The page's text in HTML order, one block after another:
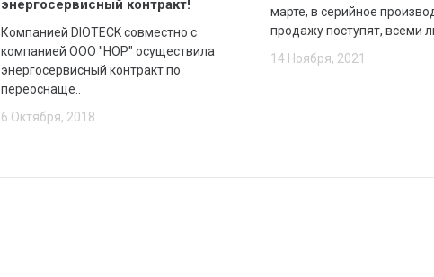
энергосервисный контракт!
Компанией DIOTECK совместно с
компанией ООО "НОР" осуществила
энергосервисный контракт по
переоснаще..
6 Октября, 2018
марте, в серийное
продажу поступят, всеми
14 Ноября, 2021